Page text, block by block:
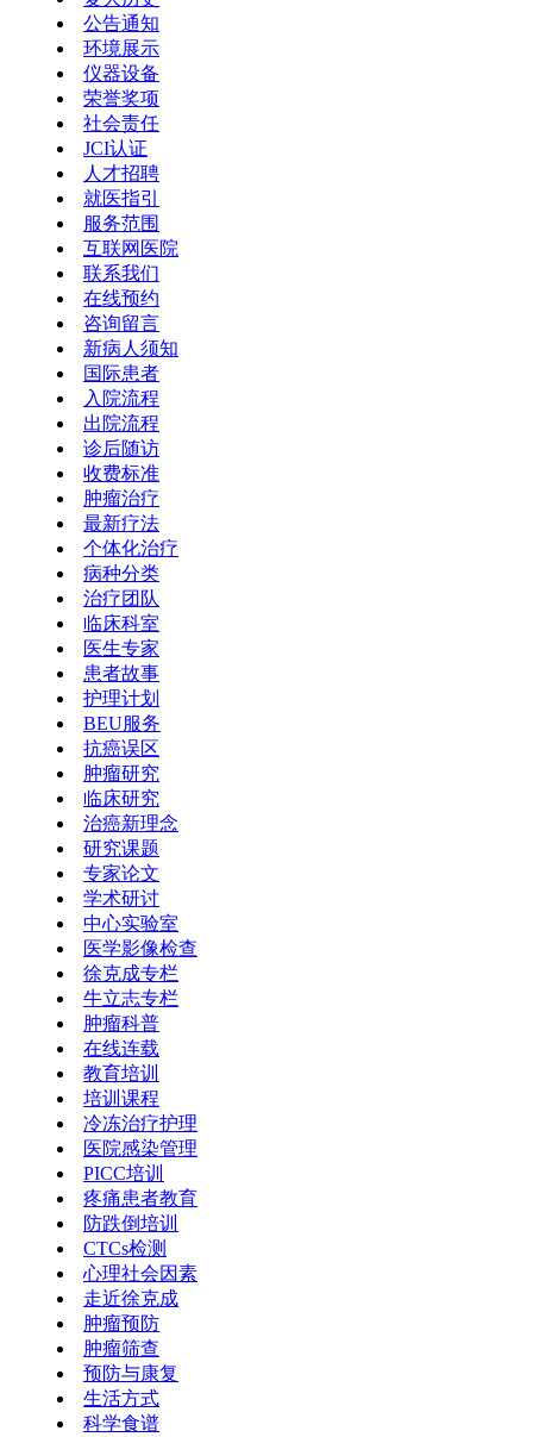
公告通知
环境展示
仪器设备
荣誉奖项
社会责任
JCI认证
人才招聘
就医指引
服务范围
互联网医院
联系我们
在线预约
咨询留言
新病人须知
国际患者
入院流程
出院流程
诊后随访
收费标准
肿瘤治疗
最新疗法
个体化治疗
病种分类
治疗团队
临床科室
医生专家
患者故事
护理计划
BEU服务
抗癌误区
肿瘤研究
临床研究
治癌新理念
研究课题
专家论文
学术研讨
中心实验室
医学影像检查
徐克成专栏
牛立志专栏
肿瘤科普
在线连载
教育培训
培训课程
冷冻治疗护理
医院感染管理
PICC培训
疼痛患者教育
防跌倒培训
CTCs检测
心理社会因素
走近徐克成
肿瘤预防
肿瘤筛查
预防与康复
生活方式
科学食谱